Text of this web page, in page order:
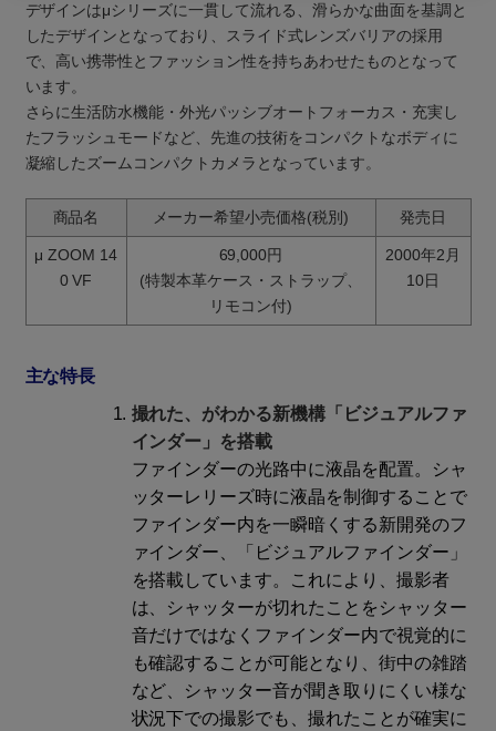
デザインはμシリーズに一貫して流れる、滑らかな曲面を基調と
したデザインとなっており、スライド式レンズバリアの採用
で、高い携帯性とファッション性を持ちあわせたものとなって
います。
さらに生活防水機能・外光パッシブオートフォーカス・充実し
たフラッシュモードなど、先進の技術をコンパクトなボディに
凝縮したズームコンパクトカメラとなっています。
商品名 メーカー希望小売価格(税別) 発売日
μ ZOOM 14
0 VF
69,000円
(特製本革ケース・ストラップ、
リモコン付)
2000年2月
10日
主な特長
撮れた、がわかる新機構「ビジュアルファ
インダー」を搭載
ファインダーの光路中に液晶を配置。シャ
ッターレリーズ時に液晶を制御することで
ファインダー内を一瞬暗くする新開発のフ
ァインダー、「ビジュアルファインダー」
を搭載しています。これにより、撮影者
は、シャッターが切れたことをシャッター
音だけではなくファインダー内で視覚的に
も確認することが可能となり、街中の雑踏
など、シャッター音が聞き取りにくい様な
状況下での撮影でも、撮れたことが確実に